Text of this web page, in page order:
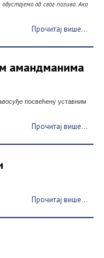
од свог позива. Ако
Прочитај више...
амандманима
посвећену уставним
Прочитај више...
Прочитај више...